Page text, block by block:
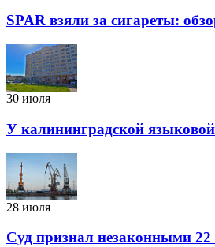
SPAR взяли за сигареты:
30 июля
У калининградской
28 июля
Суд признал незаконными